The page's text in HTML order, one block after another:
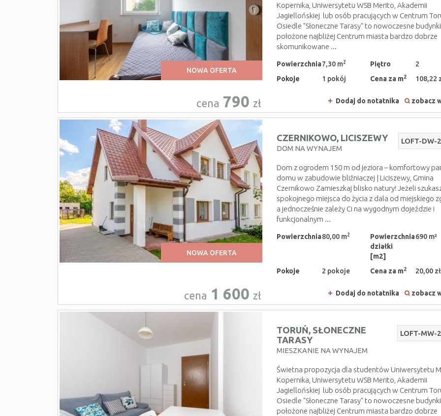
NOWA OFERTA
Kopernika, Uniwersytetu WSB Merito, Akademii
Jagiellońskiej lub osób pracujących w Centrum
Osiedle "Słoneczne Tarasy" to nowoczesne budynki
położone najbliżej Centrum miasta bardzo dobrze
skomunikowane ...
Powierzchnia7,30 m2 Piętro
2
Pokoje
1 pokój Cena za m2 108,22
cena 790 zł Dodaj do notatnika zobacz
NOWA OFERTA
CZERNIKOWO, LICISZEWY
DOM NA WYNAJEM
LOFT-DW-
Dom z ogrodem 150 m od jeziora – komfortowy
domu w zabudowie bliźniaczej | Liciszewy, Gmina
Czernikowo Zamieszkaj blisko natury! Jeżeli
spokojnego miejsca do życia z dala od miejskiego
a jednocześnie zależy Ci na wygodnym dojeździe i
funkcjonalnym ...
Powierzchnia80,00 m2
Powierzchnia
działki
[m2]
690 m²
Pokoje 2 pokoje Cena za m2 20,00 zł
cena 1 600 zł Dodaj do notatnika zobacz
TORUŃ, SŁONECZNE
TARASY
MIESZKANIE NA WYNAJEM
LOFT-MW-
Świetna propozycja dla studentów Uniwersytetu
Kopernika, Uniwersytetu WSB Merito, Akademii
Jagiellońskiej lub osób pracujących w Centrum
Osiedle "Słoneczne Tarasy" to nowoczesne budynki
położone najbliżej Centrum miasta bardzo dobrze